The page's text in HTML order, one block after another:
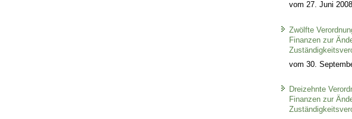
vom 27. Juni
Zwölfte
Finanzen zur
vom 30.
Dreizehnte
Finanzen zur